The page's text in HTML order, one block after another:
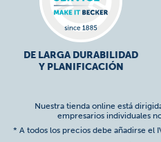
DE LARGA DURABILIDAD
Y PLANIFICACIÓN
Nuestra tienda online está
empresarios individuales
* A todos los precios debe añadirse el